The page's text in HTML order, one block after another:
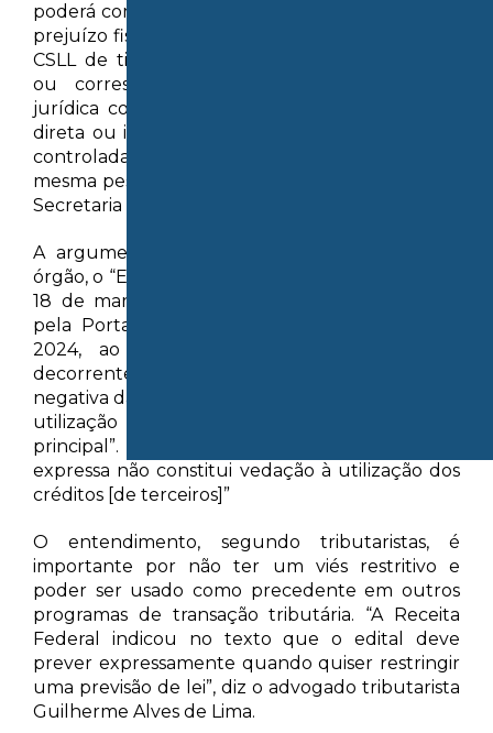
poderá compreender a utilização de créditos de
prejuízo fiscal e de base de cálculo negativa da
CSLL de titularidade do responsável tributário
ou corresponsável pelo débito, de pessoa
jurídica controladora ou controlada, de forma
direta ou indireta, ou de sociedades que sejam
controladas direta ou indiretamente por uma
mesma pessoa jurídica, apurados e declarados à
Secretaria Especial da Receita Federal do Brasil”.
A argumentação foi aceita pela Cosit. Para o
órgão, o “Edital de Transação por Adesão nº 1, de
18 de março de 2024, com prazo prorrogado
pela Portaria RFB nº 444, de 30 de julho de
2024, ao admitir a utilização de créditos
decorrentes de prejuízo fiscal e base de cálculo
negativa da CSLL, não restringiu sua
utilização aos créditos próprios do devedor
principal”. E acrescenta: “A ausência de menção
expressa não constitui vedação à utilização dos
créditos [de terceiros]”
O entendimento, segundo tributaristas, é
importante por não ter um viés restritivo e
poder ser usado como precedente em outros
programas de transação tributária. “A Receita
Federal indicou no texto que o edital deve
prever expressamente quando quiser restringir
uma previsão de lei”, diz o advogado tributarista
Guilherme Alves de Lima.